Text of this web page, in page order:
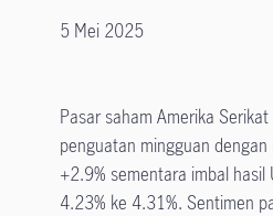
5 Mei 2025
Pasar saham Amerika
penguatan mingguan
+2.9% sementara imbal hasil
4.23% ke 4.31%. Sentimen